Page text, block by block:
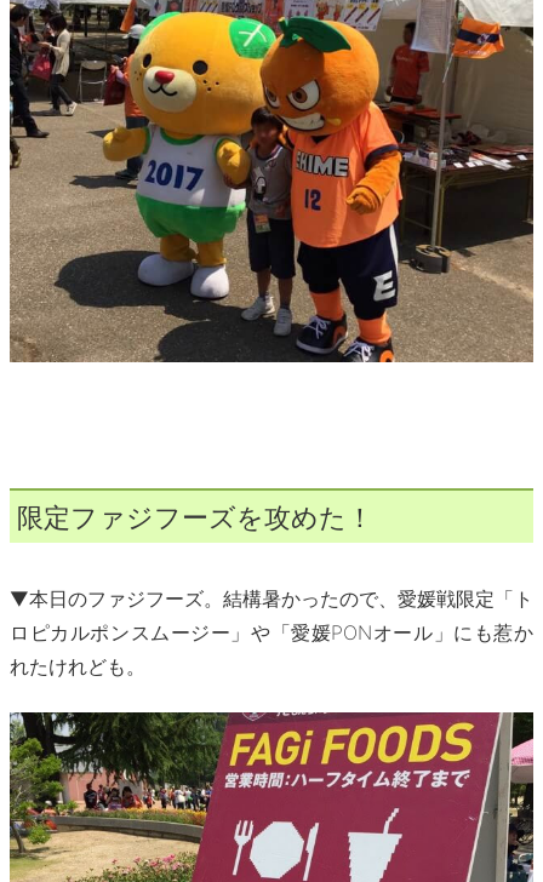
限定ファジフーズを攻めた！
▼本日のファジフーズ。結構暑かったので、愛媛戦限定「ト
ロピカルポンスムージー」や「愛媛PONオール」にも惹か
れたけれども。